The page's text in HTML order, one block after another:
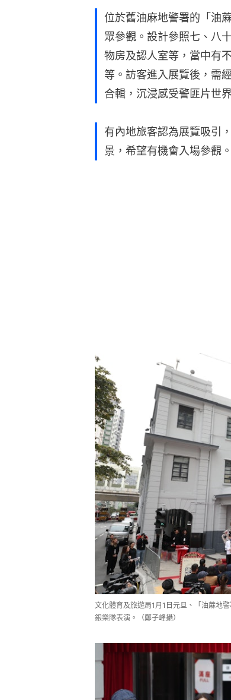
位於舊油麻地警署的「油
眾參觀。設計參照七、八
物房及認人室等，當中有
等。訪客進入展覽後，需
合輯，沉浸感受警匪片世
有內地旅客認為展覽吸引
景，希望有機會入場參觀。
文化體育及旅遊局1月1日元旦、「油蔴地
銀樂隊表演。（鄭子峰攝）